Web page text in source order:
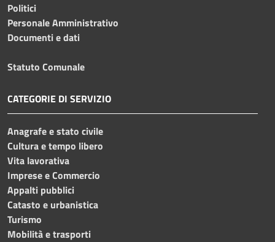
Politici
Personale Amministrativo
Documenti e dati
Statuto Comunale
CATEGORIE DI SERVIZIO
Anagrafe e stato civile
Cultura e tempo libero
Vita lavorativa
Imprese e Commercio
Appalti pubblici
Catasto e urbanistica
Turismo
Mobilità e trasporti